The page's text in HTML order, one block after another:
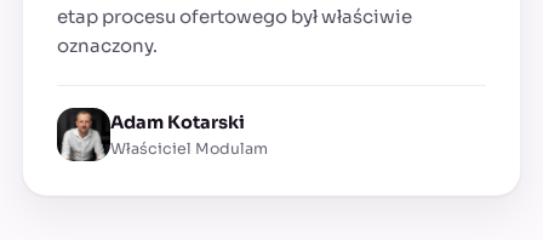
etap procesu ofertowego był właściwie
oznaczony.
Adam Kotarski
Właściciel Modulam